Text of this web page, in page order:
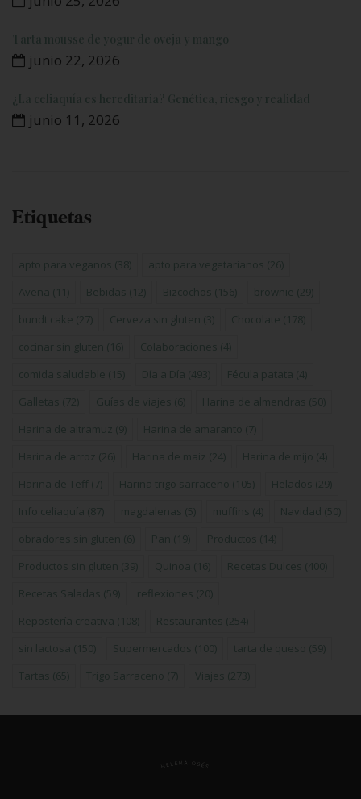
Tarta mousse de yogur de oveja y mango
junio 22, 2026
¿La celiaquía es hereditaria? Genética, riesgo y realidad
junio 11, 2026
Etiquetas
apto para veganos (38) apto para vegetarianos (26)
Avena (11) Bebidas (12) Bizcochos (156) brownie (29)
bundt cake (27) Cerveza sin gluten (3) Chocolate (178)
cocinar sin gluten (16) Colaboraciones (4)
comida saludable (15) Día a Día (493) Fécula patata (4)
Galletas (72) Guías de viajes (6) Harina de almendras (50)
Harina de altramuz (9) Harina de amaranto (7)
Harina de arroz (26) Harina de maiz (24) Harina de mijo (4)
Harina de Teff (7) Harina trigo sarraceno (105) Helados (29)
Info celiaquía (87) magdalenas (5) muffins (4) Navidad (50)
obradores sin gluten (6) Pan (19) Productos (14)
Productos sin gluten (39) Quinoa (16) Recetas Dulces (400)
Recetas Saladas (59) reflexiones (20)
Repostería creativa (108) Restaurantes (254)
sin lactosa (150) Supermercados (100) tarta de queso (59)
Tartas (65) Trigo Sarraceno (7) Viajes (273)